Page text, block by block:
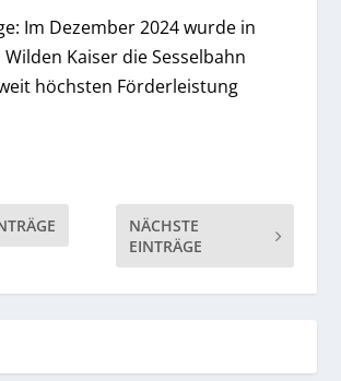
Im Dezember 2024 wurde in
Kaiser die Sesselbahn
höchsten Förderleistung
NÄCHSTE
EINTRÄGE